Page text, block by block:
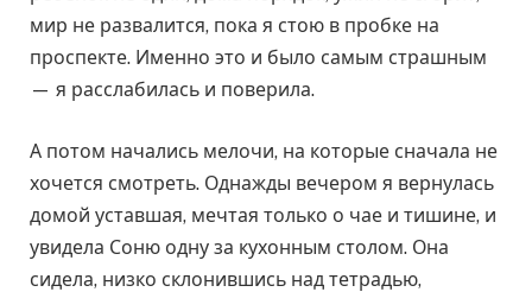
мир не развалится, пока я стою в пробке на
проспекте. Именно это и было самым страшным
— я расслабилась и поверила.
А потом начались мелочи, на которые сначала не
хочется смотреть. Однажды вечером я вернулась
домой уставшая, мечтая только о чае и тишине, и
увидела Соню одну за кухонным столом. Она
сидела, низко склонившись над тетрадью,